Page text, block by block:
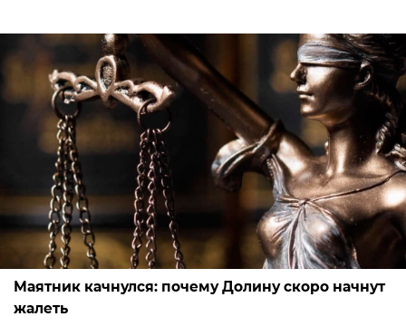
Маятник качнулся: почему Долину скоро начнут
жалеть